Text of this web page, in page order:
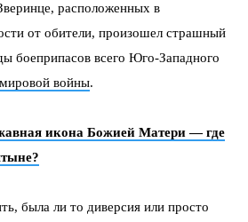
расположенных в
от обители, произошел страшный
боеприпасов всего Юго-Западного
войны.
икона Божией Матери — где
была ли то диверсия или просто